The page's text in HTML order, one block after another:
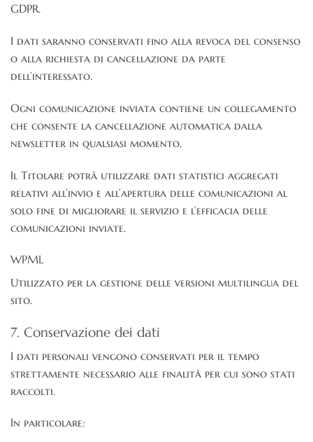
GDPR.
I dati saranno conservati fino alla revoca del consenso
o alla richiesta di cancellazione da parte
dell’interessato.
Ogni comunicazione inviata contiene un collegamento
che consente la cancellazione automatica dalla
newsletter in qualsiasi momento.
Il Titolare potrà utilizzare dati statistici aggregati
relativi all’invio e all’apertura delle comunicazioni al
solo fine di migliorare il servizio e l’efficacia delle
comunicazioni inviate.
WPML
Utilizzato per la gestione delle versioni multilingua del
sito.
7. Conservazione dei dati
I dati personali vengono conservati per il tempo
strettamente necessario alle finalità per cui sono stati
raccolti.
In particolare: